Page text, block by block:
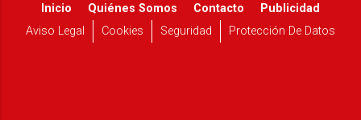
Inicio Quiénes Somos Contacto
Publicidad
Aviso Legal
Cookies Seguridad Protección De Datos